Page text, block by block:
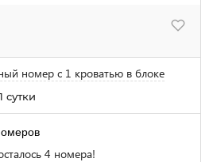
номер с 1 кроватью в блоке
сутки
4 номера!